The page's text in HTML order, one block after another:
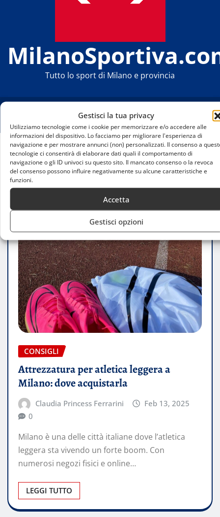
Gestisci la tua privacy
Utilizziamo tecnologie come i cookie per memorizzare e/o accedere alle
informazioni del dispositivo. Lo facciamo per migliorare l'esperienza di
navigazione e per mostrare annunci (non) personalizzati. Il consenso a
tecnologie ci consentirà di elaborare dati quali il comportamento di
navigazione o gli ID univoci su questo sito. Il mancato consenso o la revoca
del consenso possono influire negativamente su alcune caratteristiche e
funzioni.
Accetta
Gestisci opzioni
Tutto lo sport di Milano e provincia
Home
Attrezzatura per atletica leggera a Milano: dove
acquistarla
CONSIGLI
Attrezzatura per atletica leggera a
Milano: dove acquistarla
Claudia Princess Ferrarini
Feb 13, 2025
0
Milano è una delle città italiane dove l’atletica
leggera sta vivendo un forte boom. Con
numerosi negozi fisici e online…
LEGGI TUTTO